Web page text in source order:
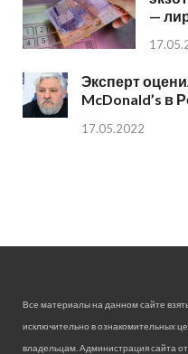
—
Эксперт
McDonald’s в
17.05.2022
Все материалы на данном сайте
исключительно в ознакомительных
владельцам. Администрация сайта